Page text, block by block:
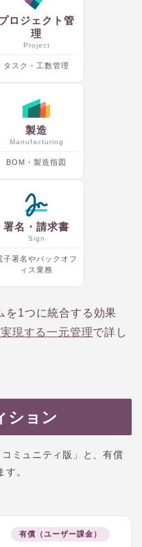
ロジェクト管
理
Project
タスク・工数管理
製造
Manufacturing
BOM・製造指図
署名・請求書
Sign
子署名やバックオフ
ィス業務
を1つに統合する効果
現する一元管理で詳し
ション
ミュニティ版」と、有償
。
有償（ユーザー課金）